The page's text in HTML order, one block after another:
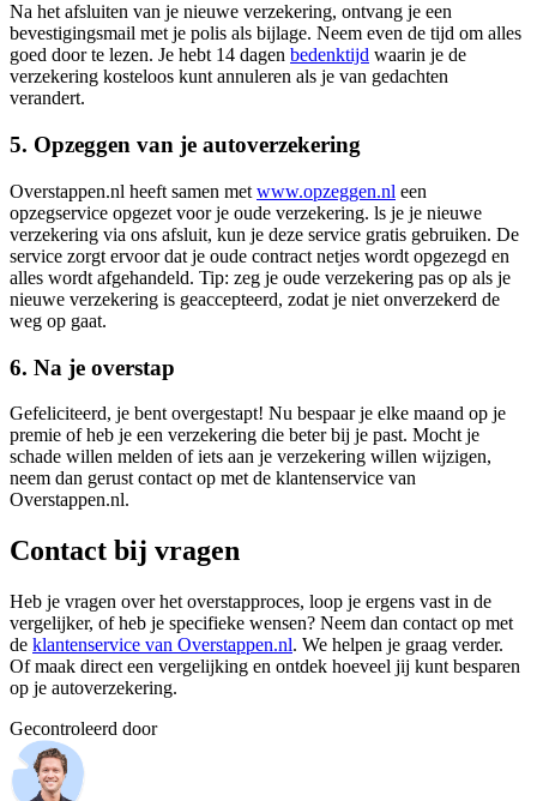
Na het afsluiten van je nieuwe verzekering, ontvang je een
bevestigingsmail met je polis als bijlage. Neem even de tijd om alles
goed door te lezen. Je hebt 14 dagen bedenktijd waarin je de
verzekering kosteloos kunt annuleren als je van gedachten
verandert.
5. Opzeggen van je autoverzekering
Overstappen.nl heeft samen met www.opzeggen.nl een
opzegservice opgezet voor je oude verzekering. ls je je nieuwe
verzekering via ons afsluit, kun je deze service gratis gebruiken. De
service zorgt ervoor dat je oude contract netjes wordt opgezegd en
alles wordt afgehandeld. Tip: zeg je oude verzekering pas op als je
nieuwe verzekering is geaccepteerd, zodat je niet onverzekerd de
weg op gaat.
6. Na je overstap
Gefeliciteerd, je bent overgestapt! Nu bespaar je elke maand op je
premie of heb je een verzekering die beter bij je past. Mocht je
schade willen melden of iets aan je verzekering willen wijzigen,
neem dan gerust contact op met de klantenservice van
Overstappen.nl.
Contact bij vragen
Heb je vragen over het overstapproces, loop je ergens vast in de
vergelijker, of heb je specifieke wensen? Neem dan contact op met
de klantenservice van Overstappen.nl. We helpen je graag verder.
Of maak direct een vergelijking en ontdek hoeveel jij kunt besparen
op je autoverzekering.
Gecontroleerd door